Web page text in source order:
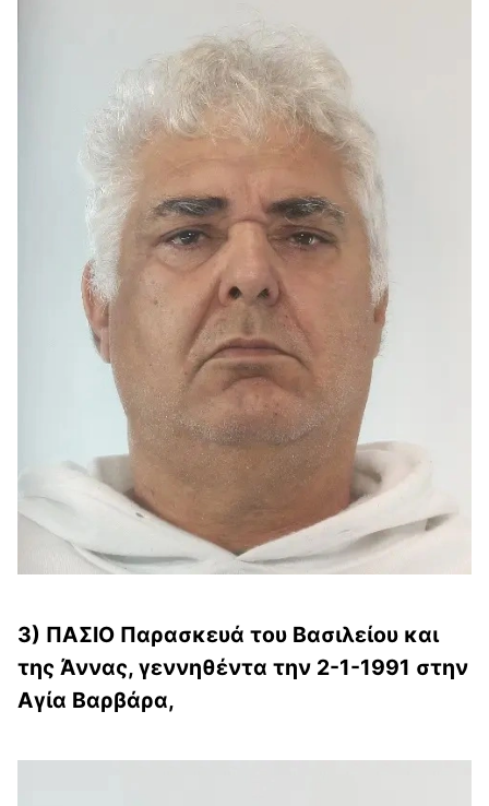
3) ΠΑΣΙΟ Παρασκευά του Βασιλείου και
της Άννας, γεννηθέντα την 2-1-1991 στην
Αγία Βαρβάρα,